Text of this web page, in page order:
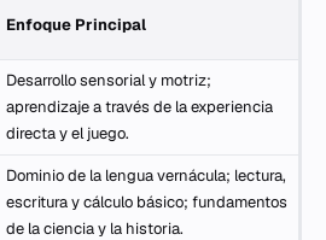
Enfoque Principal
Desarrollo sensorial y motriz;
aprendizaje a través de la experiencia
directa y el juego.
Dominio de la lengua vernácula; lectura,
escritura y cálculo básico; fundamentos
de la ciencia y la historia.